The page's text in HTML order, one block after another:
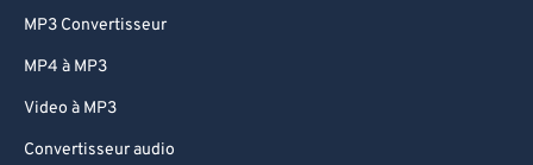
MP3 Convertisseur
MP4 à MP3
Video à MP3
Convertisseur audio